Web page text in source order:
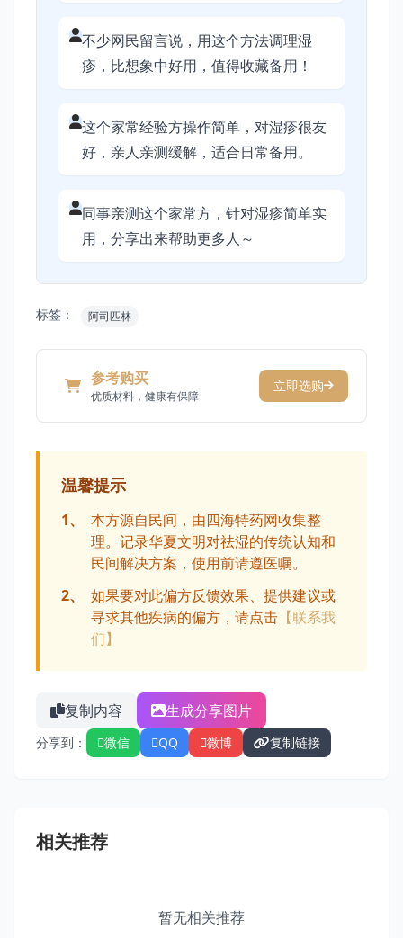
不少网民留言说，用这个方法调理湿
疹，比想象中好用，值得收藏备用！
这个家常经验方操作简单，对湿疹很友
好，亲人亲测缓解，适合日常备用。
同事亲测这个家常方，针对湿疹简单实
用，分享出来帮助更多人～
标签： 阿司匹林
参考购买
优质材料，健康有保障
立即选购
温馨提示
1、
本方源自民间，由四海特药网收集整
理。记录华夏文明对祛湿的传统认知和
民间解决方案，使用前请遵医嘱。
2、
如果要对此偏方反馈效果、提供建议或
寻求其他疾病的偏方，请点击 【联系我
们】
复制内容 生成分享图片
分享到： 微信 QQ 微博 复制链接
相关推荐
暂无相关推荐